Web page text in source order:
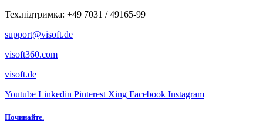
Тех.підтримка: +49 7031 / 49165-99
support@visoft.de
visoft360.com
visoft.de
Youtube Linkedin Pinterest Xing Facebook Instagram
Починайте.